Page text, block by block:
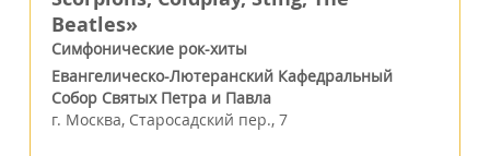
Beatles»
Симфонические рок-хиты
Евангелическо-Лютеранский Кафедральный
Собор Святых Петра и Павла
г. Москва, Старосадский пер., 7